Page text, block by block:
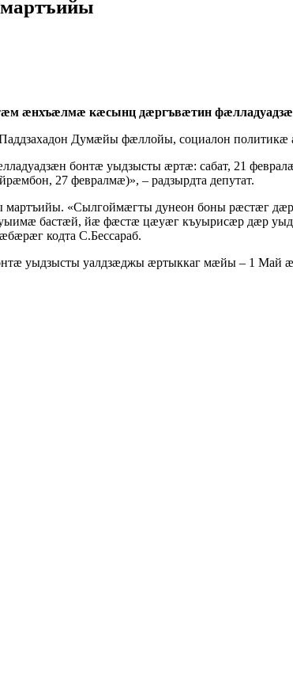
æнхъæлмæ кæсынц дæргъвæтин
Думæйы фæллойы, социалон политикæ
бонтæ уыдзысты æртæ: сабат, 21
27 февралмæ)», – радзырдта депутат.
«Сылгоймæгты дунеон боны рæстæг
бастæй, йæ фæстæ цæуæг къуырисæр дæр
кодта С.Бессараб.
уыдзысты уалдзæджы æртыккаг мæйы – 1